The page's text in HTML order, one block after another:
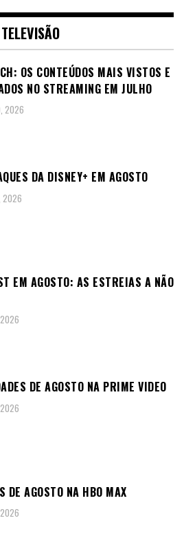
TELEVISÃO
OS CONTEÚDOS MAIS VISTOS E
NO STREAMING EM JULHO
2026
DA DISNEY+ EM AGOSTO
2026
EM AGOSTO: AS ESTREIAS A NÃO
2026
DE AGOSTO NA PRIME VIDEO
2026
DE AGOSTO NA HBO MAX
2026